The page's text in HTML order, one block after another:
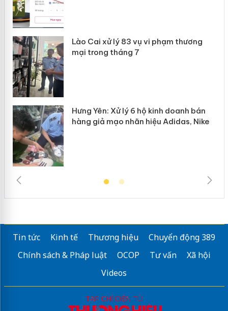
Lào Cai xử lý 83 vụ vi phạm thương
mại trong tháng 7
Hưng Yên: Xử lý 6 hộ kinh doanh bán
hàng giả mạo nhãn hiệu Adidas, Nike
Tin tức Kinh tế Thương hiệu
Chuyển động 389
Chính sách & Pháp luật
OCOP Tư vấn
Xã hội
Videos